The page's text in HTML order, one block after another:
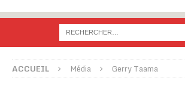
ACCUEIL Média Gerry Taama